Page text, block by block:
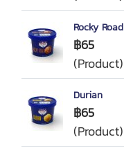
Rocky Road
฿65
(Product)
Durian
฿65
(Product)